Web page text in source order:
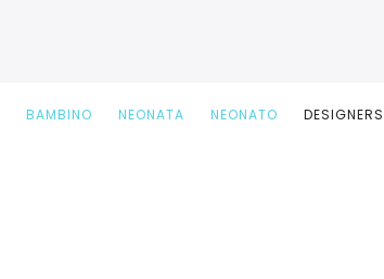
BAMBINO NEONATA NEONATO DESIGNERS